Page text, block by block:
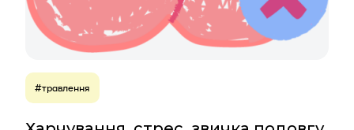
#травлення